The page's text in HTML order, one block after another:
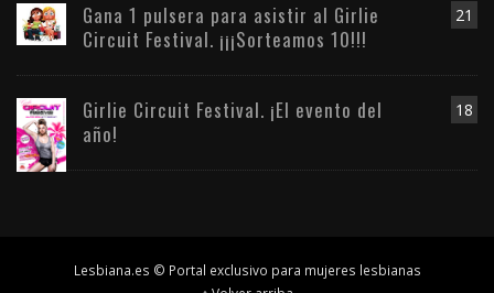
21
Gana 1 pulsera para asistir al Girlie
Circuit Festival. ¡¡¡Sorteamos 10!!!
18
Girlie Circuit Festival. ¡El evento del
año!
Lesbiana.es © Portal exclusivo para mujeres lesbianas